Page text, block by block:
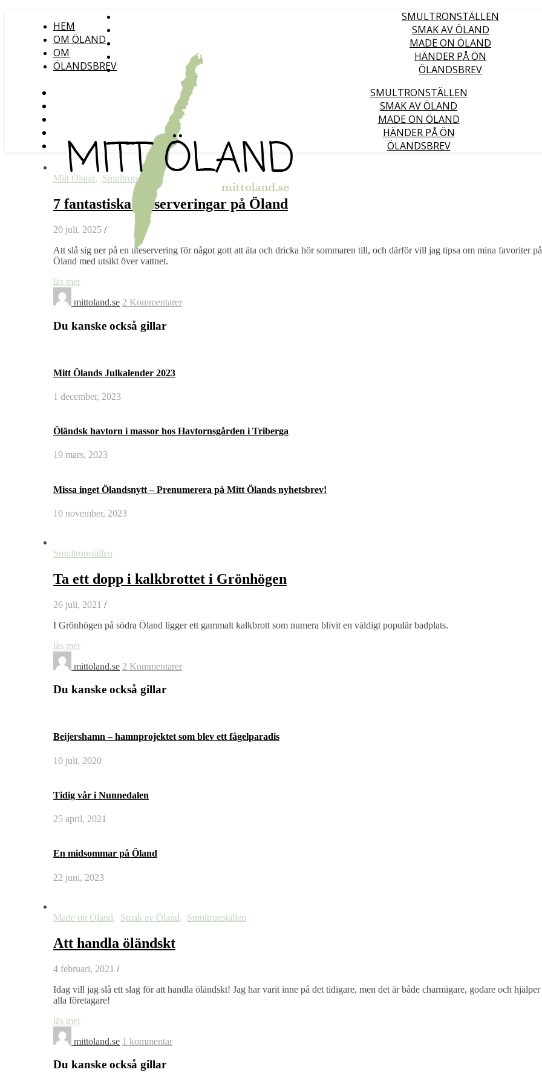
HEM
OM ÖLAND
OM
ÖLANDSBREV
SMULTRONSTÄLLEN
SMAK AV ÖLAND
MADE ON ÖLAND
HÄNDER PÅ ÖN
ÖLANDSBREV
SMULTRONSTÄLLEN
SMAK AV ÖLAND
MADE ON ÖLAND
HÄNDER PÅ ÖN
ÖLANDSBREV
Mitt Öland, Smultronställen
7 fantastiska uteserveringar på Öland
20 juli, 2025 /
Att slå sig ner på en uteservering för något gott att äta och dricka hör sommaren till, och därför vill jag tipsa om mina favoriter på
Öland med utsikt över vattnet.
läs mer
mittoland.se 2 Kommentarer
Du kanske också gillar
Mitt Ölands Julkalender 2023
1 december, 2023
Öländsk havtorn i massor hos Havtornsgården i Triberga
19 mars, 2023
Missa inget Ölandsnytt – Prenumerera på Mitt Ölands nyhetsbrev!
10 november, 2023
Smultronställen
Ta ett dopp i kalkbrottet i Grönhögen
26 juli, 2021 /
I Grönhögen på södra Öland ligger ett gammalt kalkbrott som numera blivit en väldigt populär badplats.
läs mer
mittoland.se 2 Kommentarer
Du kanske också gillar
Beijershamn – hamnprojektet som blev ett fågelparadis
10 juli, 2020
Tidig vår i Nunnedalen
25 april, 2021
En midsommar på Öland
22 juni, 2023
Made on Öland, Smak av Öland, Smultronställen
Att handla öländskt
4 februari, 2021 /
Idag vill jag slå ett slag för att handla öländskt! Jag har varit inne på det tidigare, men det är både charmigare, godare och hjälper
alla företagare!
läs mer
mittoland.se 1 kommentar
Du kanske också gillar